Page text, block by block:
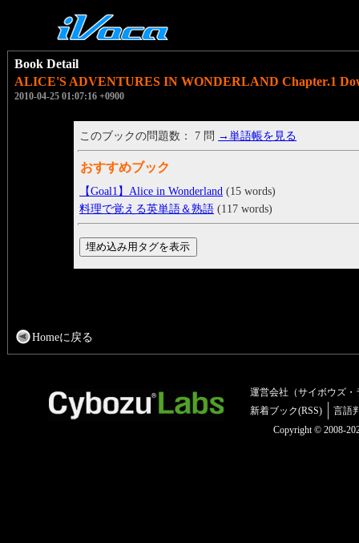
Book Detail
ALICE'S ADVENTURES IN WONDERLAND Chapter.1
2010-04-25 01:07:16 +0900
このブックの問題数： 7 問 →単語帳を見る
おすすめブック
【Goal1】Alice in Wonderland (15 words)
料理で覚える英単語＆熟語 (117 words)
Homeに戻る
運営会社（サイボウズ・
新着ブック(RSS)
言語
Copyright © 2008-